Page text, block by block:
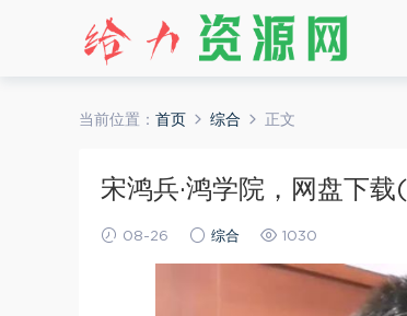
当前位置： 首页 综合 正文
宋鸿兵·鸿学院，网盘下
08-26 综合 1030